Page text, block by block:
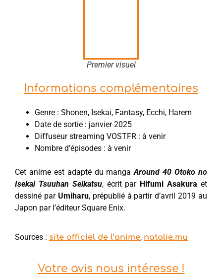
Premier visuel
Informations complémentaires
Genre : Shonen, Isekai, Fantasy, Ecchi, Harem
Date de sortie : janvier 2025
Diffuseur streaming VOSTFR : à venir
Nombre d’épisodes : à venir
Cet anime est adapté du mangaAround 40 Otoko no
Isekai Tsuuhan Seikatsu, écrit par Hifumi Asakura et
dessiné par Umiharu, prépublié à partir d’avril 2019 au
Japon par l’éditeur Square Enix.
Sources : site officiel de l’anime, natalie.mu
Votre avis nous intéresse !